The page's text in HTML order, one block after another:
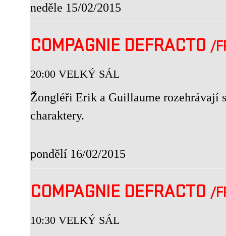
neděle 15/02/2015
COMPAGNIE DEFRACTO /
20:00 VELKÝ SÁL
Žongléři Erik a Guillaume rozehrávají
charaktery.
pondělí 16/02/2015
COMPAGNIE DEFRACTO /
10:30 VELKÝ SÁL